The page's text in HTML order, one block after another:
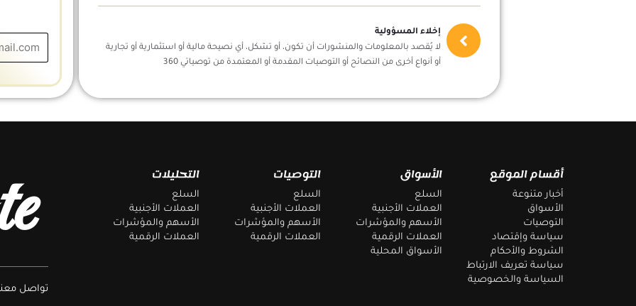
إخلاء المسؤولية
لا يُقصد بالمعلومات والمنشورات أن تكون، أو تشكل، أي نصيحة مالية أو استثمارية أو تجارية
أو أنواع أخرى من النصائح أو التوصيات المقدمة أو المعتمدة من توصياتي 360
أقسام الموقع
أخبار متنوعة
الأسواق
التوصيات
سياسة وإقتصاد
الشروط والأحكام
سياسة تعريف الارتباط
السياسة والخصوصية
الأسواق
السلع
العملات الأجنبية
الأسهم والمؤشرات
العملات الرقمية
الأسواق المحلية
التوصيات
السلع
العملات الأجنبية
الأسهم والمؤشرات
العملات الرقمية
التحليلات
السلع
العملات الأجنبية
الأسهم والمؤشرات
العملات الرقمية
تواصل